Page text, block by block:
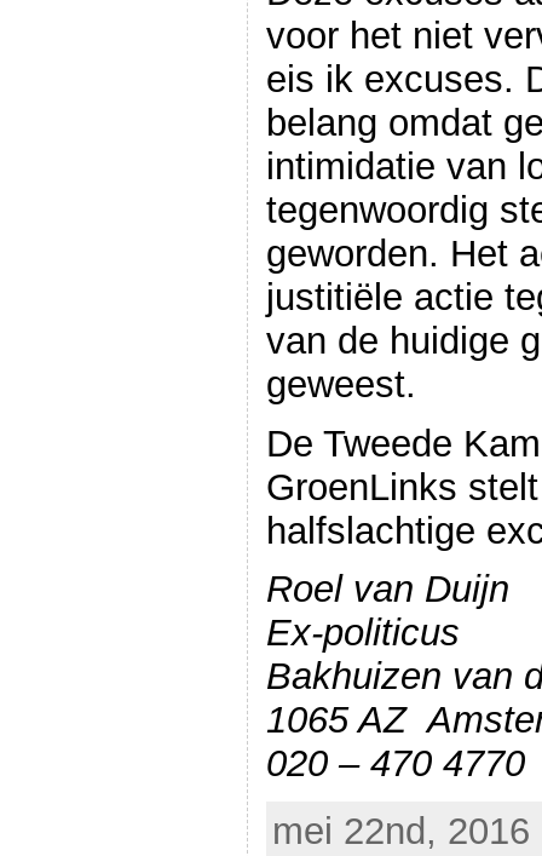
voor het niet
eis ik excuses.
belang omdat
intimidatie van
tegenwoordig
geworden. Het
justitiële actie
van de huidige
geweest.
De Tweede
GroenLinks
halfslachtige
Roel van Duijn
Ex-politicus
Bakhuizen van
1065 AZ
020 – 470 4770
mei 22nd,